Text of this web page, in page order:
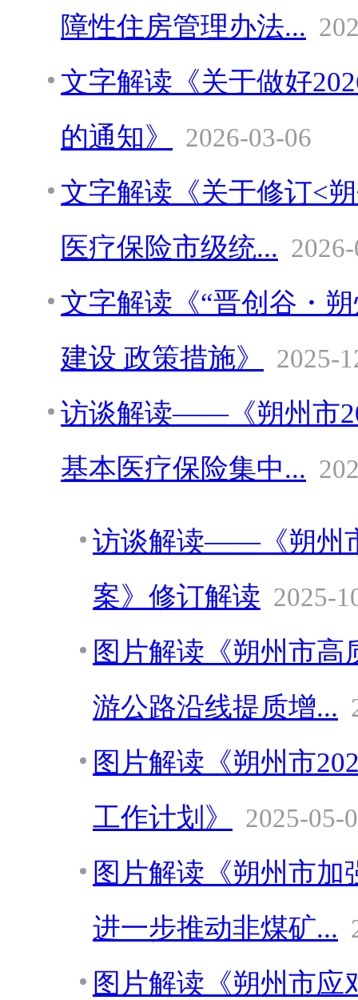
障性住房管理办法...
文字解读《关于做好
的通知》
2026-03-06
文字解读《关于修订<
医疗保险市级统...
文字解读《“晋创谷・
建设 政策措施》
2025-
访谈解读——《朔州市
基本医疗保险集中...
访谈解读——《朔州
案》修订解读 2025-
图片解读《朔州市
游公路沿线提质增...
图片解读《朔州市
工作计划》
2025-05-
图片解读《朔州市
进一步推动非煤矿...
图片解读《朔州市应